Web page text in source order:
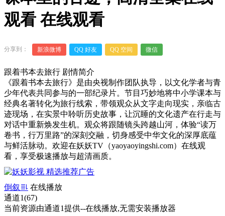
观看 在线观看
分享到： 新浪微博 QQ 好友 QQ 空间 微信
00:00/0:00
跟着书本去旅行 剧情简介
《跟着书本去旅行》是由央视制作团队执导，以文化学者与青
少年代表共同参与的一部纪录片。节目巧妙地将中小学课本与
经典名著转化为旅行线索，带领观众从文字走向现实，亲临古
迹现场，在实景中聆听历史故事，让沉睡的文化遗产在行走与
对话中重新焕发生机。观众将跟随镜头跨越山河，体验“读万
卷书，行万里路”的深刻交融，切身感受中华文化的深厚底蕴
与鲜活脉动。欢迎在妖妖TV（yaoyaoyingshi.com）在线观
看，享受极速播放与超清画质。
倒叙
在线播放
通道1(67)
当前资源由通道1提供--在线播放,无需安装播放器